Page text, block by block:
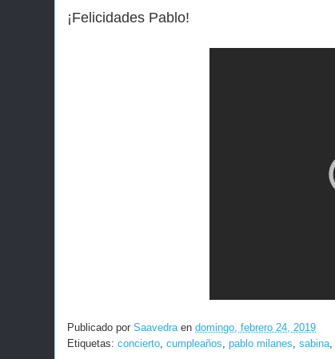
¡Felicidades Pablo!
Publicado por Saavedra en domingo, febrero 24, 2019
Etiquetas: concierto cumpleaños pablo milanes sabina